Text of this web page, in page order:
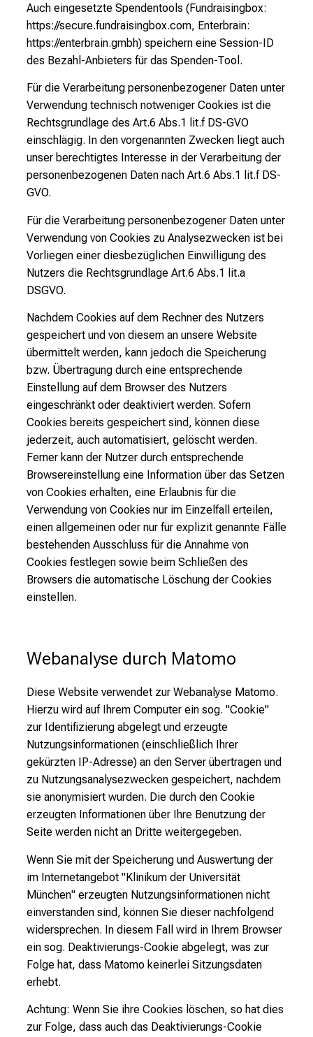
Auch eingesetzte Spendentools (Fundraisingbox:
https://secure.fundraisingbox.com, Enterbrain:
https://enterbrain.gmbh) speichern eine Session-ID
des Bezahl-Anbieters für das Spenden-Tool.
Für die Verarbeitung personenbezogener Daten unter
Verwendung technisch notweniger Cookies ist die
Rechtsgrundlage des Art.6 Abs.1 lit.f DS-GVO
einschlägig. In den vorgenannten Zwecken liegt auch
unser berechtigtes Interesse in der Verarbeitung der
personenbezogenen Daten nach Art.6 Abs.1 lit.f DS-
GVO.
Für die Verarbeitung personenbezogener Daten unter
Verwendung von Cookies zu Analysezwecken ist bei
Vorliegen einer diesbezüglichen Einwilligung des
Nutzers die Rechtsgrundlage Art.6 Abs.1 lit.a
DSGVO.
Nachdem Cookies auf dem Rechner des Nutzers
gespeichert und von diesem an unsere Website
übermittelt werden, kann jedoch die Speicherung
bzw. Übertragung durch eine entsprechende
Einstellung auf dem Browser des Nutzers
eingeschränkt oder deaktiviert werden. Sofern
Cookies bereits gespeichert sind, können diese
jederzeit, auch automatisiert, gelöscht werden.
Ferner kann der Nutzer durch entsprechende
Browsereinstellung eine Information über das Setzen
von Cookies erhalten, eine Erlaubnis für die
Verwendung von Cookies nur im Einzelfall erteilen,
einen allgemeinen oder nur für explizit genannte Fälle
bestehenden Ausschluss für die Annahme von
Cookies festlegen sowie beim Schließen des
Browsers die automatische Löschung der Cookies
einstellen.
Webanalyse durch Matomo
Diese Website verwendet zur Webanalyse Matomo.
Hierzu wird auf Ihrem Computer ein sog. "Cookie"
zur Identifizierung abgelegt und erzeugte
Nutzungsinformationen (einschließlich Ihrer
gekürzten IP-Adresse) an den Server übertragen und
zu Nutzungsanalysezwecken gespeichert, nachdem
sie anonymisiert wurden. Die durch den Cookie
erzeugten Informationen über Ihre Benutzung der
Seite werden nicht an Dritte weitergegeben.
Wenn Sie mit der Speicherung und Auswertung der
im Internetangebot "Klinikum der Universität
München" erzeugten Nutzungsinformationen nicht
einverstanden sind, können Sie dieser nachfolgend
widersprechen. In diesem Fall wird in Ihrem Browser
ein sog. Deaktivierungs-Cookie abgelegt, was zur
Folge hat, dass Matomo keinerlei Sitzungsdaten
erhebt.
Achtung: Wenn Sie ihre Cookies löschen, so hat dies
zur Folge, dass auch das Deaktivierungs-Cookie